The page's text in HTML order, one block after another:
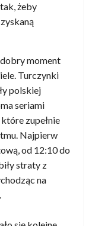
żeby
moment
Turczynki
polskiej
seriami
zupełnie
Najpierw
od 12:10 do
straty z
na